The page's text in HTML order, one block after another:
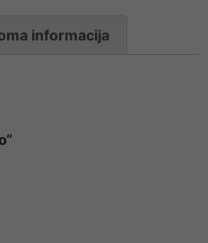
informacija